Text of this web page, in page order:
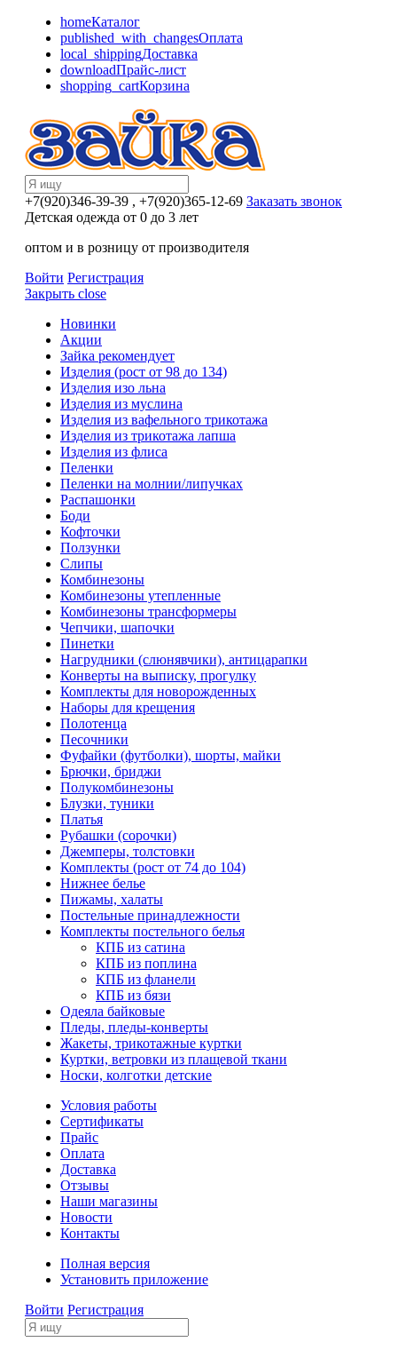
homeКаталог
published_with_changesОплата
local_shippingДоставка
downloadПрайс-лист
shopping_cartКорзина
+7(920)346-39-39 , +7(920)365-12-69 Заказать звонок
Детская одежда от 0 до 3 лет
оптом и в розницу от производителя
Войти Регистрация
Закрыть close
Новинки
Акции
Зайка рекомендует
Изделия (рост от 98 до 134)
Изделия изо льна
Изделия из муслина
Изделия из вафельного трикотажа
Изделия из трикотажа лапша
Изделия из флиса
Пеленки
Пеленки на молнии/липучках
Распашонки
Боди
Кофточки
Ползунки
Слипы
Комбинезоны
Комбинезоны утепленные
Комбинезоны трансформеры
Чепчики, шапочки
Пинетки
Нагрудники (слюнявчики), антицарапки
Конверты на выписку, прогулку
Комплекты для новорожденных
Наборы для крещения
Полотенца
Песочники
Фуфайки (футболки), шорты, майки
Брючки, бриджи
Полукомбинезоны
Блузки, туники
Платья
Рубашки (сорочки)
Джемперы, толстовки
Комплекты (рост от 74 до 104)
Нижнее белье
Пижамы, халаты
Постельные принадлежности
Комплекты постельного белья
КПБ из сатина
КПБ из поплина
КПБ из фланели
КПБ из бязи
Одеяла байковые
Пледы, пледы-конверты
Жакеты, трикотажные куртки
Куртки, ветровки из плащевой ткани
Носки, колготки детские
Условия работы
Сертификаты
Прайс
Оплата
Доставка
Отзывы
Наши магазины
Новости
Контакты
Полная версия
Установить приложение
Войти Регистрация